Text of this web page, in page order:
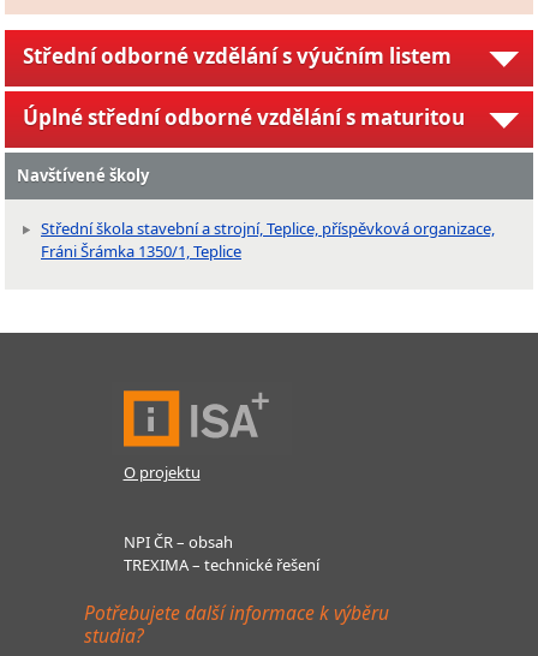
Střední odborné vzdělání s výučním listem
Úplné střední odborné vzdělání s maturitou
Navštívené školy
Střední škola stavební a strojní, Teplice, příspěvková organizace,
Fráni Šrámka 1350/1, Teplice
O projektu
NPI ČR – obsah
TREXIMA – technické řešení
Potřebujete další informace k výběru
studia?